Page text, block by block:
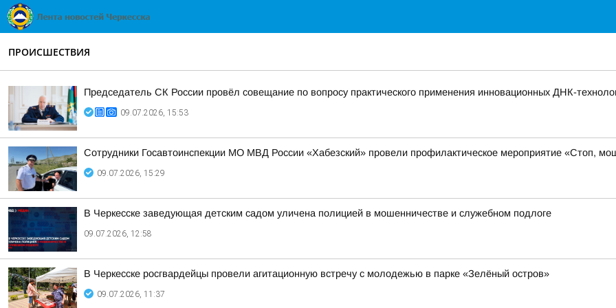
ПРОИСШЕСТВИЯ
Председатель СК России провёл совещание по вопросу практического применения инновационных ДНК-
09.07.2026, 15:53
Сотрудники Госавтоинспекции МО МВД России «Хабезский» провели профилактическое мероприятие «Стоп,
09.07.2026, 15:29
В Черкесске заведующая детским садом уличена полицией в мошенничестве и служебном подлоге
09.07.2026, 12:58
В Черкесске росгвардейцы провели агитационную встречу с молодежью в парке «Зелёный остров»
09.07.2026, 11:37